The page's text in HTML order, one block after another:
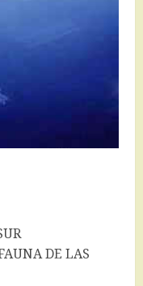
DE LAS